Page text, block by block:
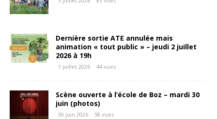
Dernière sortie ATE annulée mais
animation « tout public » – jeudi 2 juillet
2026 à 19h
1 juillet 2026 44 vues
Scène ouverte à l’école de Boz – mardi 30
juin (photos)
30 juin 2026 58 vues